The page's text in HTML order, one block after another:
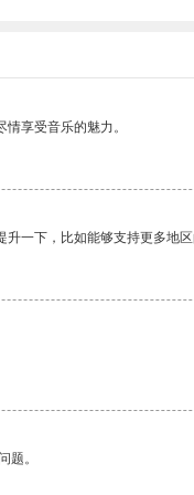
享受音乐的魅力。
一下，比如能够支持更多地区
题。